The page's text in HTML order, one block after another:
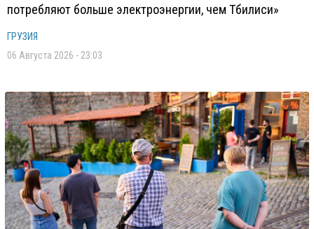
потребляют больше электроэнергии, чем Тбилиси»
ГРУЗИЯ
06 Августа 2026 - 23:03